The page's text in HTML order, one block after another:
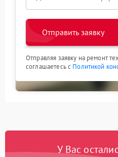
Отправить заявку
Отправляя заявку на ремонт
соглашаетесь с Политикой
У Вас